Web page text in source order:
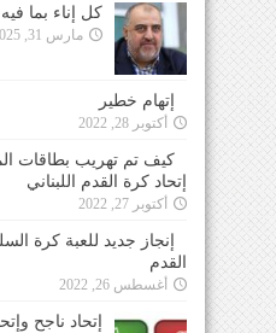
كل إناء بما
مارس 31, 2025
إتهام خطير
أكتوبر 28, 2022
كيف تم تهريب بطاقات
إتحاد كرة القدم اللبناني
أكتوبر 27, 2022
إنجاز جديد للعبة كرة
القدم
أغسطس 26, 2022
إتحاد ناجح